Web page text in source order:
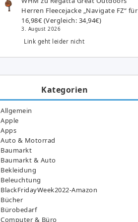
Herren Fleecejacke „Navigate FZ“ für
16,98€ (Vergleich: 34,94€)
3. August 2026
Link geht leider nicht
Kategorien
Allgemein
Apple
Apps
Auto & Motorrad
Baumarkt
Baumarkt & Auto
Bekleidung
Beleuchtung
BlackFridayWeek2022-Amazon
Bücher
Bürobedarf
Computer & Büro